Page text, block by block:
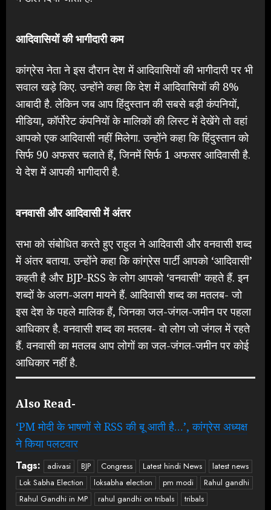
आदिवासियों की भागीदारी कम
कांग्रेस नेता ने इस दौरान देश में आदिवासियों की भागीदारी पर भी
सवाल खड़े किए. उन्होंने कहा कि देश में आदिवासियों की 8%
आबादी है. लेकिन जब आप हिंदुस्तान की सबसे बड़ी कंपनियों,
मीडिया, कॉर्पोरेट कंपनियों के मालिकों की लिस्ट में देखेंगे तो वहां
आपको एक आदिवासी नहीं मिलेगा. उन्होंने कहा कि हिंदुस्तान को
सिर्फ 90 अफसर चलाते हैं, जिनमें सिर्फ 1 अफसर आदिवासी है.
ये देश में आपकी भागीदारी है.
वनवासी और आदिवासी में अंतर
सभा को संबोधित करते हुए राहुल ने आदिवासी और वनवासी शब्द
में अंतर बताया. उन्होंने कहा कि कांग्रेस पार्टी आपको ‘आदिवासी’
कहती है और BJP-RSS के लोग आपको ‘वनवासी’ कहते हैं. इन
शब्दों के अलग-अलग मायने हैं. आदिवासी शब्द का मतलब- जो
इस देश के पहले मालिक हैं, जिनका जल-जंगल-जमीन पर पहला
आधिकार है. वनवासी शब्द का मतलब- वो लोग जो जंगल में रहते
हैं. वनवासी का मतलब आप लोगों का जल-जंगल-जमीन पर कोई
आधिकार नहीं है.
Also Read-
‘PM मोदी के भाषणों से RSS की बू आती है…’, कांग्रेस अध्यक्ष
ने किया पलटवार
Tags: adivasi BJP Congress Latest hindi News
latest news
Lok Sabha Election
loksabha election pm modi
Rahul gandhi
Rahul Gandhi in MP
rahul gandhi on tribals tribals